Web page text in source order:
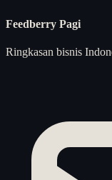
Feedberry Pagi
Ringkasan bisnis